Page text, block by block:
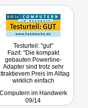
Testurteil: "gut"
Fazit: "Die kompakt
gebauten Powerline-
Adapter sind trotz sehr
Preis im Alltag
wirklich einfach
auch sehr zuverlässig."
Computern im Handwerk
09/14